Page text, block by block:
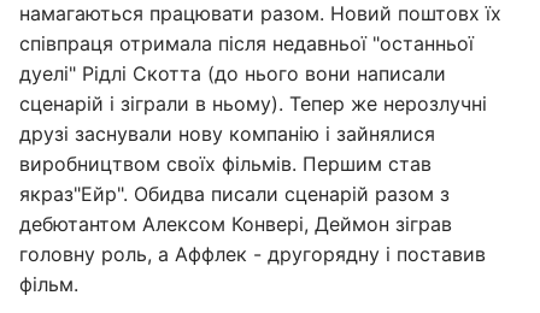
намагаються працювати разом. Новий поштовх їх
співпраця отримала після недавньої "останньої
дуелі" Рідлі Скотта (до нього вони написали
сценарій і зіграли в ньому). Тепер же нерозлучні
друзі заснували нову компанію і зайнялися
виробництвом своїх фільмів. Першим став
якраз"Ейр". Обидва писали сценарій разом з
дебютантом Алексом Конвері, Деймон зіграв
головну роль, а Аффлек - другорядну і поставив
фільм.